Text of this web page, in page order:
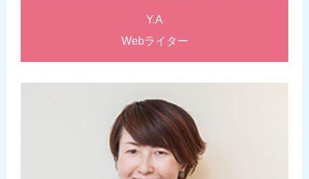
Y.A
Webライター